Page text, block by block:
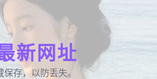
新网址
保存，以防丢失。